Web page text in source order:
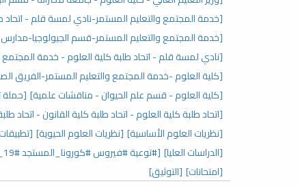
[خدمة المجتمع والتعليم المستمر-نادي لمسة قلم - اتحاد
[خدمة المجتمع والتعليم المستمر-قسم الجيولوجيا-مدارس
[نادي لمسة قلم - اتحاد طلبة كلية العلوم - خدمة المجتمع
[كلية العلوم -خدمة المجتمع والتعليم المستمر-الفريق
[كلية العلوم - قسم علم الحيوان - مناقشات علمية] [حملة
[اتحاد طلبة كلية العلوم - اتحاد طلبة كلية القانون - اتحاد
[نظريات العلوم الأساسية] [نظريات العلوم الحيوية]
[الدراسات العليا] [#توعية #فيروس #كورونا_المستجد covid_19#]
[امتحانات] [التوثيق]